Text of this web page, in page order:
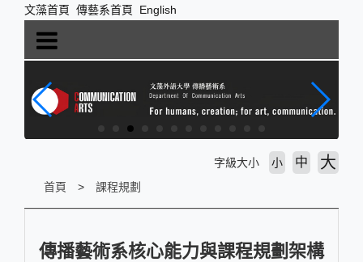
文藻首頁 傳藝系首頁 English
首頁 課程規劃
字級大小 小 中 大
傳播藝術系核心能力與課程規劃架構